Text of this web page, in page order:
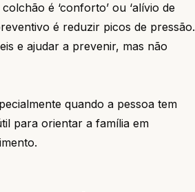
é ‘conforto’ ou ‘alívio de
é reduzir picos de pressão.
e ajudar a prevenir, mas não
quando a pessoa tem
para orientar a família em